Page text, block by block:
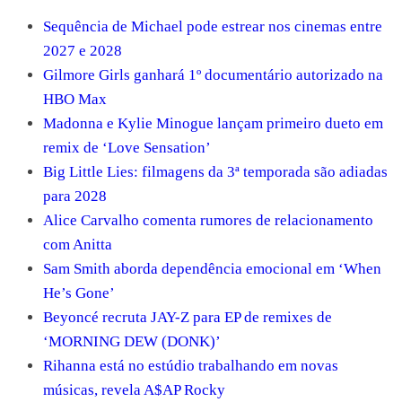
Sequência de Michael pode estrear nos cinemas entre
2027 e 2028
Gilmore Girls ganhará 1º documentário autorizado na
HBO Max
Madonna e Kylie Minogue lançam primeiro dueto em
remix de ‘Love Sensation’
Big Little Lies: filmagens da 3ª temporada são adiadas
para 2028
Alice Carvalho comenta rumores de relacionamento
com Anitta
Sam Smith aborda dependência emocional em ‘When
He’s Gone’
Beyoncé recruta JAY-Z para EP de remixes de
‘MORNING DEW (DONK)’
Rihanna está no estúdio trabalhando em novas
músicas, revela A$AP Rocky